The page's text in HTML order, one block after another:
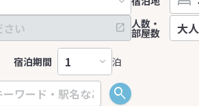
宿泊期間 泊
人数・
部屋数